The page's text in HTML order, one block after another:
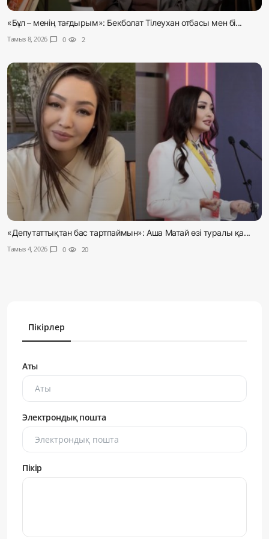
«Бұл – менің тағдырым»: Бекболат Тілеухан отбасы мен бі...
Тамыз 8, 2026 chat_bubble 0 visibility 2
«Депутаттықтан бас тартпаймын»: Аша Матай өзі туралы қа...
Тамыз 4, 2026 chat_bubble 0 visibility 20
Пікірлер
Аты
Электрондық пошта
Пікір